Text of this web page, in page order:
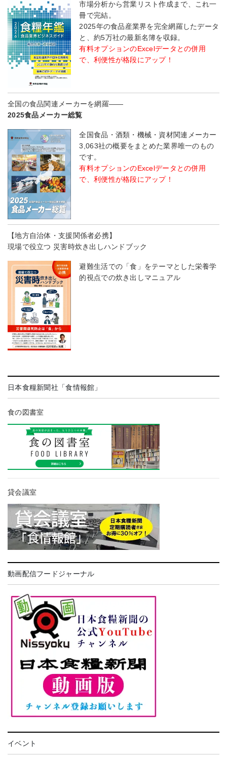
市場分析から営業リスト作成まで、これ一
冊で完結。
2025年の食品産業界を完全網羅したデータ
と、約5万社の最新名簿を収録。
有料オプションのExcelデータとの併用
で、利便性が格段にアップ！
全国の食品関連メーカーを網羅――
2025食品メーカー総覧
全国食品・酒類・機械・資材関連メーカー
3,063社の概要をまとめた業界唯一のもの
です。
有料オプションのExcelデータとの併用
で、利便性が格段にアップ！
【地方自治体・支援関係者必携】
現場で役立つ 災害時炊き出しハンドブック
避難生活での「食」をテーマとした栄養学
的視点での炊き出しマニュアル
日本食糧新聞社「食情報館」
食の図書室
貸会議室
動画配信フードジャーナル
イベント